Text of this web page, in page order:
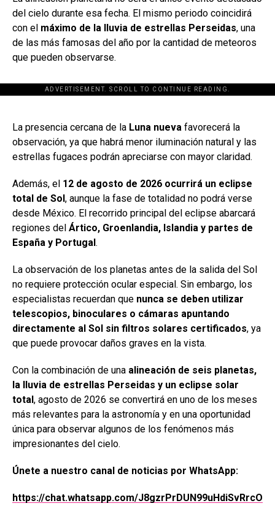
del cielo durante esa fecha. El mismo periodo coincidirá
con el máximo de la lluvia de estrellas Perseidas, una
de las más famosas del año por la cantidad de meteoros
que pueden observarse.
ADVERTISEMENT. SCROLL TO CONTINUE READING.
[adsforwp id="243463"]
La presencia cercana de la Luna nueva favorecerá la
observación, ya que habrá menor iluminación natural y las
estrellas fugaces podrán apreciarse con mayor claridad.
Además, el 12 de agosto de 2026 ocurrirá un eclipse
total de Sol, aunque la fase de totalidad no podrá verse
desde México. El recorrido principal del eclipse abarcará
regiones del Ártico, Groenlandia, Islandia y partes de
España y Portugal.
La observación de los planetas antes de la salida del Sol
no requiere protección ocular especial. Sin embargo, los
especialistas recuerdan que nunca se deben utilizar
telescopios, binoculares o cámaras apuntando
directamente al Sol sin filtros solares certificados, ya
que puede provocar daños graves en la vista.
Con la combinación de una alineación de seis planetas,
la lluvia de estrellas Perseidas y un eclipse solar
total, agosto de 2026 se convertirá en uno de los meses
más relevantes para la astronomía y en una oportunidad
única para observar algunos de los fenómenos más
impresionantes del cielo.
Únete a nuestro canal de noticias por WhatsApp:
https://chat.whatsapp.com/J8gzrPrDUN99uHdiSvRrcO